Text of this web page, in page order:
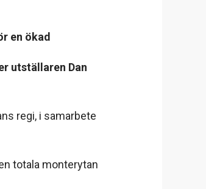
en ökad
utställaren Dan
regi, i samarbete
totala monterytan